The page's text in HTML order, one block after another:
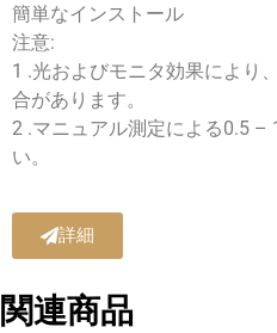
簡単なインストール
注意:
1 .光およびモニタ効果により
合があります。
2 .マニュアル測定による0.5 –
い。
詳細
関連商品